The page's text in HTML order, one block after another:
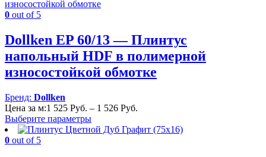
0 out of 5
Dollken EP 60/13 — Плинтус
напольный HDF в полимерной
износостойкой обмотке
Бренд: Dollken
Цена за м:1 525 Руб. – 1 526 Руб.
1
Выберите параметры
0 out of 5